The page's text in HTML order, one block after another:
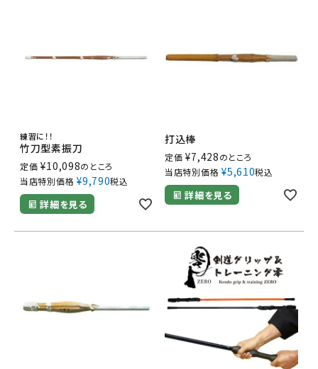
練習に！！
竹刀型素振刀
定価 ¥10,098のところ
当店特別価格 ¥9,790税込
詳細を見る
打込棒
定価 ¥7,428のところ
当店特別価格 ¥5,610税込
詳細を見る